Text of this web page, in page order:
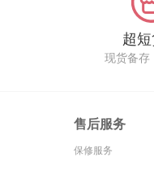
超
现货备存
售后服务
保修服务